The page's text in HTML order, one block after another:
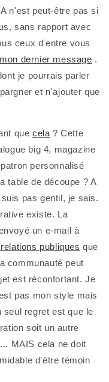
n'est peut-être pas si
sans rapport avec
ceux d'entre vous
dernier message .
je pourrais parler
et n'ajouter que
quecela ? Cette
big 4, magazine
personnalisé
table de découpe ? A
pas gentil, je sais.
existe. La
un e-mail à
publiques que
communauté peut
est réconfortant. Je
pas mon style mais
seul regret est que le
soit un autre
MAIS cela ne doit
d'être témoin